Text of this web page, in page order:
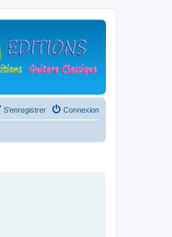
Connexion
S’enregistrer